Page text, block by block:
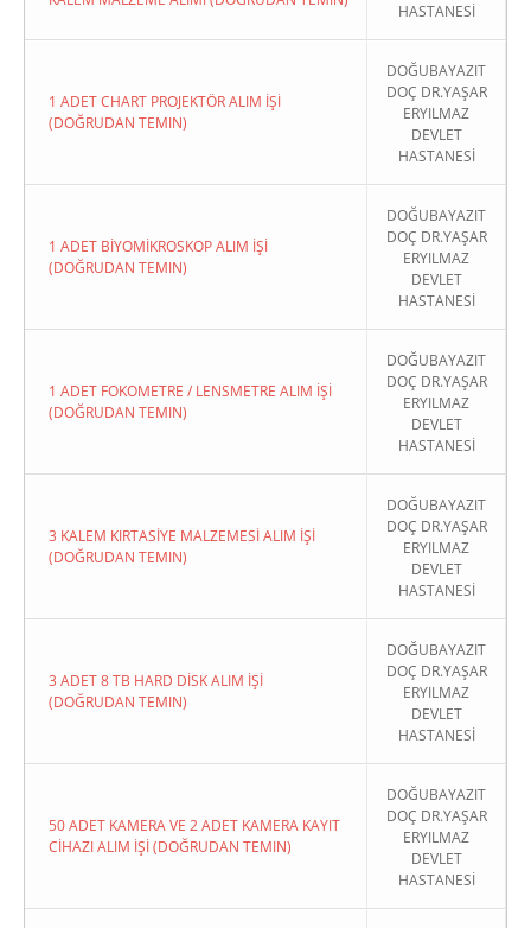
HASTANESİ
1 ADET CHART PROJEKTÖR ALIM İŞİ
(DOĞRUDAN TEMIN)
DOĞUBAYAZIT
DOÇ DR.YAŞAR
ERYILMAZ
DEVLET
HASTANESİ
1 ADET BİYOMİKROSKOP ALIM İŞİ
(DOĞRUDAN TEMIN)
DOĞUBAYAZIT
DOÇ DR.YAŞAR
ERYILMAZ
DEVLET
HASTANESİ
1 ADET FOKOMETRE / LENSMETRE ALIM İŞİ
(DOĞRUDAN TEMIN)
DOĞUBAYAZIT
DOÇ DR.YAŞAR
ERYILMAZ
DEVLET
HASTANESİ
3 KALEM KIRTASİYE MALZEMESİ ALIM İŞİ
(DOĞRUDAN TEMIN)
DOĞUBAYAZIT
DOÇ DR.YAŞAR
ERYILMAZ
DEVLET
HASTANESİ
3 ADET 8 TB HARD DİSK ALIM İŞİ
(DOĞRUDAN TEMIN)
DOĞUBAYAZIT
DOÇ DR.YAŞAR
ERYILMAZ
DEVLET
HASTANESİ
50 ADET KAMERA VE 2 ADET KAMERA KAYIT
CİHAZI ALIM İŞİ (DOĞRUDAN TEMIN)
DOĞUBAYAZIT
DOÇ DR.YAŞAR
ERYILMAZ
DEVLET
HASTANESİ